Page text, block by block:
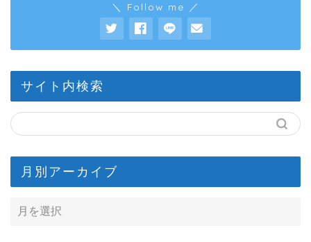
＼ Follow me ／
サイト内検索
月別アーカイブ